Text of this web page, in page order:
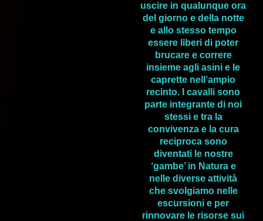
uscire in qualunque ora
del giorno e della notte
e allo stesso tempo
essere liberi di poter
brucare e correre
insieme agli asini e le
caprette nell’ampio
recinto. I cavalli sono
parte integrante di noi
stessi e tra la
convivenza e la cura
reciproca sono
diventati le nostre
‘gambe’ in Natura e
nelle diverse attività
che svolgiamo nelle
escursioni e per
rinnovare le risorse sui